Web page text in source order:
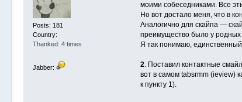
Posts: 181
Country:
Thanked: 4 times
Jabber:
моими собеседниками. Все
Но вот достало меня, что в
Аналогично для скайпа —
преимущество было у
Я так понимаю, единственный
2. Поставил контактные
вот в самом tabsrmm (ieview)
к пункту 1).